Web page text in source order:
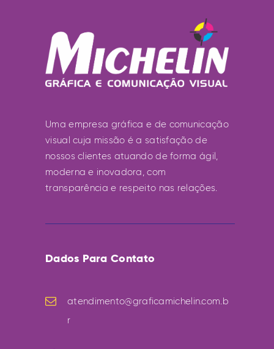
Uma empresa gráfica e de comunicação
visual cuja missão é a satisfação de
nossos clientes atuando de forma ágil,
moderna e inovadora, com
transparência e respeito nas relações.
Dados Para Contato
atendimento@graficamichelin.com.b
r